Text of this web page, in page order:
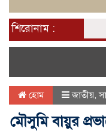
শিরোনাম :
হোম জাতীয় ,
মৌসুমি বায়ুর